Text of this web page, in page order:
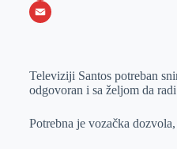
o
e
e
k
I
b
h
s
p
X
a
l
Televiziji Santos potreban
odgovoran i sa željom da
Potrebna je vozačka